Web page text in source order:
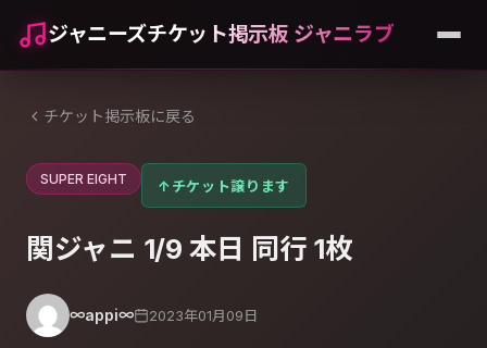
ジャニーズチケット掲示板 ジャニラブ
チケット掲示板に戻る
SUPER EIGHT ↑ チケット譲ります
関ジャニ 1/9 本日 同行 1枚
∞appi∞ 2023年01月09日